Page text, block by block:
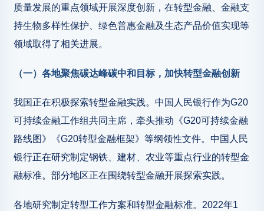
质量发展的重点领域开展深度创新，在转型金融、金融支
持生物多样性保护、绿色普惠金融及生态产品价值实现等
领域取得了相关进展。
（一）各地聚焦碳达峰碳中和目标，加快转型金融创新
我国正在积极探索转型金融实践。中国人民银行作为G20
可持续金融工作组共同主席，牵头推动《G20可持续金融
路线图》《G20转型金融框架》等纲领性文件。中国人民
银行正在研究制定钢铁、建材、农业等重点行业的转型金
融标准。部分地区正在围绕转型金融开展探索实践。
各地研究制定转型工作方案和转型金融标准。2022年1